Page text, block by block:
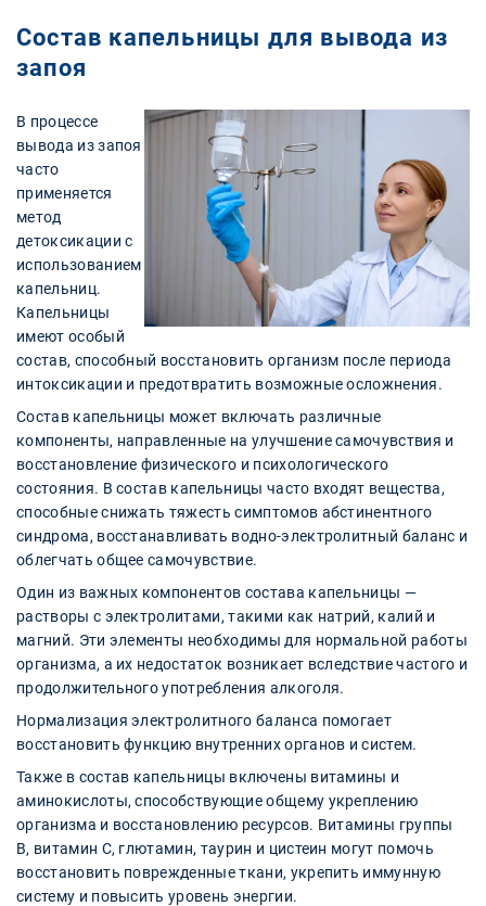
Cостав капельницы для вывода из
запоя
В процессе
вывода из запоя
часто
применяется
метод
детоксикации с
использованием
капельниц.
Капельницы
имеют особый
состав, способный восстановить организм после периода
интоксикации и предотвратить возможные осложнения.
Состав капельницы может включать различные
компоненты, направленные на улучшение самочувствия и
восстановление физического и психологического
состояния. В состав капельницы часто входят вещества,
способные снижать тяжесть симптомов абстинентного
синдрома, восстанавливать водно-электролитный баланс и
облегчать общее самочувствие.
Один из важных компонентов состава капельницы —
растворы с электролитами, такими как натрий, калий и
магний. Эти элементы необходимы для нормальной работы
организма, а их недостаток возникает вследствие частого и
продолжительного употребления алкоголя.
Нормализация электролитного баланса помогает
восстановить функцию внутренних органов и систем.
Также в состав капельницы включены витамины и
аминокислоты, способствующие общему укреплению
организма и восстановлению ресурсов. Витамины группы
B, витамин С, глютамин, таурин и цистеин могут помочь
восстановить поврежденные ткани, укрепить иммунную
систему и повысить уровень энергии.